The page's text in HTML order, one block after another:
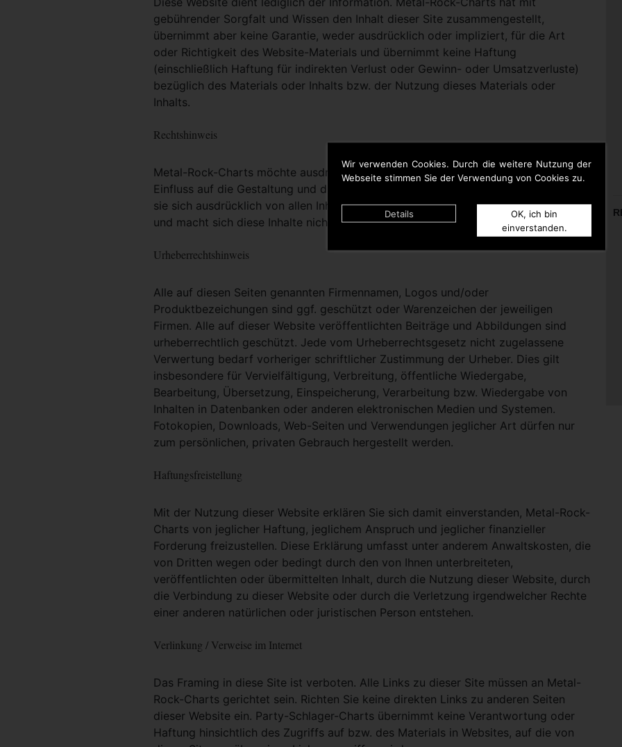
Wir verwenden Cookies. Durch die weitere Nutzung der
Webseite stimmen Sie der Verwendung von Cookies zu.
Details
OK, ich bin
einverstanden.
gebührender Sorgfalt und Wissen den Inhalt dieser Site zusammengestellt,
übernimmt aber keine Garantie, weder ausdrücklich oder impliziert, für die Art
oder Richtigkeit des Website-Materials und übernimmt keine Haftung
(einschließlich Haftung für indirekten Verlust oder Gewinn- oder Umsatzverluste)
bezüglich des Materials oder Inhalts bzw. der Nutzung dieses Materials oder
Inhalts.
Rechtshinweis
Metal-Rock-Charts möchte ausdrücklich darauf hinweisen, dass sie keinerlei
Einfluss auf die Gestaltung und die Inhalte gelinkter Seiten hat. Deshalb distanziert
sie sich ausdrücklich von allen Inhalten aller gelinkten Seiten auf dieser Homepage
und macht sich diese Inhalte nicht zu Eigen.
Urheberrechtshinweis
Alle auf diesen Seiten genannten Firmennamen, Logos und/oder
Produktbezeichungen sind ggf. geschützt oder Warenzeichen der jeweiligen
Firmen. Alle auf dieser Website veröffentlichten Beiträge und Abbildungen sind
urheberrechtlich geschützt. Jede vom Urheberrechtsgesetz nicht zugelassene
Verwertung bedarf vorheriger schriftlicher Zustimmung der Urheber. Dies gilt
insbesondere für Vervielfältigung, Verbreitung, öffentliche Wiedergabe,
Bearbeitung, Übersetzung, Einspeicherung, Verarbeitung bzw. Wiedergabe von
Inhalten in Datenbanken oder anderen elektronischen Medien und Systemen.
Fotokopien, Downloads, Web-Seiten und Verwendungen jeglicher Art dürfen nur
zum persönlichen, privaten Gebrauch hergestellt werden.
Haftungsfreistellung
Mit der Nutzung dieser Website erklären Sie sich damit einverstanden, Metal-Rock-
Charts von jeglicher Haftung, jeglichem Anspruch und jeglicher finanzieller
Forderung freizustellen. Diese Erklärung umfasst unter anderem Anwaltskosten, die
von Dritten wegen oder bedingt durch den von Ihnen unterbreiteten,
veröffentlichten oder übermittelten Inhalt, durch die Nutzung dieser Website, durch
die Verbindung zu dieser Website oder durch die Verletzung irgendwelcher Rechte
einer anderen natürlichen oder juristischen Person entstehen.
Verlinkung / Verweise im Internet
Das Framing in diese Site ist verboten. Alle Links zu dieser Site müssen an Metal-
Rock-Charts gerichtet sein. Richten Sie keine direkten Links zu anderen Seiten
dieser Website ein. Party-Schlager-Charts übernimmt keine Verantwortung oder
Haftung hinsichtlich des Zugriffs auf bzw. des Materials in Websites, auf die von